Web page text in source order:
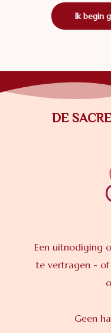
Ik begin
DE
Een uitnodiging
te vertragen -
Geen